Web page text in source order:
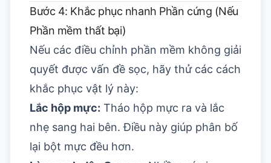
Bước 4: Khắc phục nhanh Phần cứng (Nếu
Phần mềm thất bại)
Nếu các điều chỉnh phần mềm không giải
quyết được vấn đề sọc, hãy thử các cách
khắc phục vật lý này:
Lắc hộp mực: Tháo hộp mực ra và lắc
nhẹ sang hai bên. Điều này giúp phân bố
lại bột mực đều hơn.